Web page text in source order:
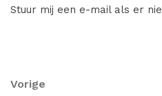
Stuur mij een e-mail als er
Vorig
Vorige